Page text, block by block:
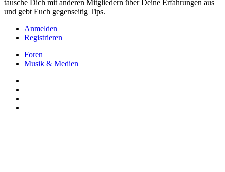
tausche Dich mit anderen Mitgliedern über Deine Erfahrungen aus
und gebt Euch gegenseitig Tips.
Anmelden
Registrieren
Foren
Musik & Medien